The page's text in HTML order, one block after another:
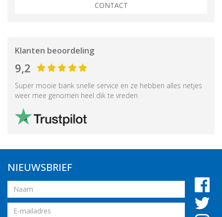
CONTACT
Klanten beoordeling
9,2
Super mooie bank snelle service en ze hebben alles netjes
weer mee genomen heel dik te vreden
NIEUWSBRIEF
Naam
Email